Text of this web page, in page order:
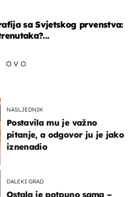
sa Svjetskog prvenstva:
OVO
NASLJEDNIK
Postavila mu je važno
pitanje, a odgovor ju je jako
iznenadio
DALEKI GRAD
Ostala je potpuno sama –